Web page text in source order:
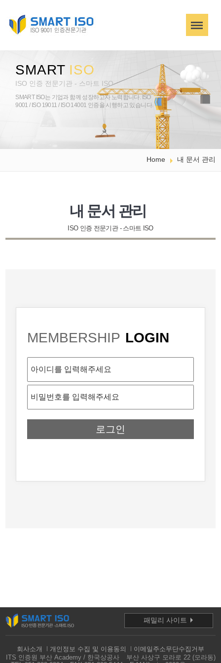
SMART ISO
ISO 인증 전문기관 - 스마트 ISO
SMART ISO는 기업과 함께 성장하고자 노력합니다. ISO
9001 / ISO 19011 / ISO 14001 인증을 시행하고 있습니다.
Home 내 문서 관리
내 문서 관리
ISO 인증 전문기관 - 스마트 ISO
MEMBERSHIP LOGIN
로그인
회사소개 개인정보 수집 및 이용동의
이메일주소무단수집거부
ITS 인증원 부산 Academy / 한국상공사
부산 사상구 모라로 22 (모라동)
패밀리 사이트